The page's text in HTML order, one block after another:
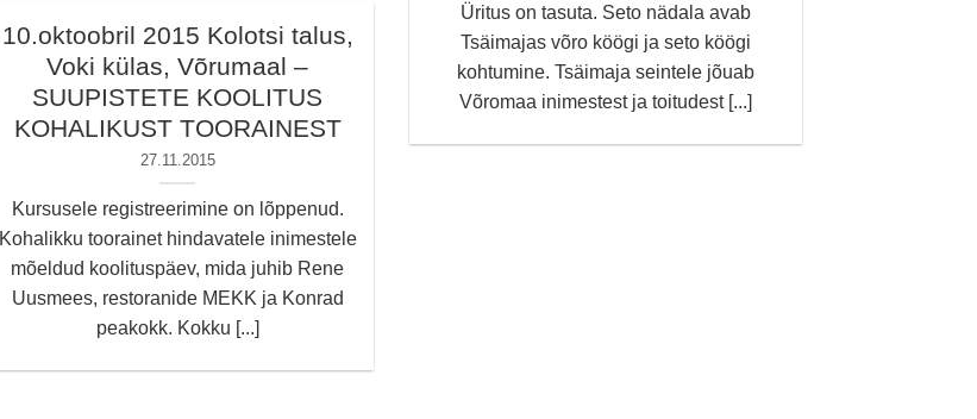
Üritus on tasuta. Seto nädala avab
Tsäimajas võro köögi ja seto köögi
kohtumine. Tsäimaja seintele jõuab
Võromaa inimestest ja toitudest [...]
10.oktoobril 2015 Kolotsi talus,
Voki külas, Võrumaal –
SUUPISTETE KOOLITUS
KOHALIKUST TOORAINEST
27.11.2015
Kursusele registreerimine on lõppenud.
Kohalikku toorainet hindavatele inimestele
mõeldud koolituspäev, mida juhib Rene
Uusmees, restoranide MEKK ja Konrad
peakokk. Kokku [...]